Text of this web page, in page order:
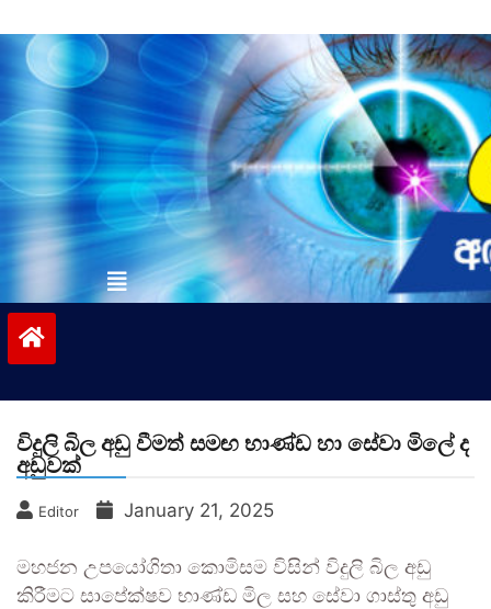
to
contentvinivida.lk
විදුලි බිල අඩු වීමත් සමඟ භාණ්ඩ හා සේවා මිලේ ද
අඩුවක්
Editor January 21, 2025
මහජන උපයෝගිතා කොමිසම විසින් විදුලි බිල අඩු
කිරීමට සාපේක්ෂව භාණ්ඩ මිල සහ සේවා ගාස්තු අඩු